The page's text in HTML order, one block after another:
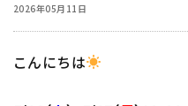
2026年05月11日
こんにちは